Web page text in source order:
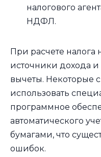
налогового
НДФЛ.
При расчете налога
источники дохода
вычеты. Некоторые
использовать
программное
автоматического
бумагами, что
ошибок.